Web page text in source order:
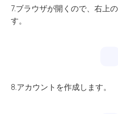
7.ブラウザが開くので、右上
す。
8.アカウントを作成します。